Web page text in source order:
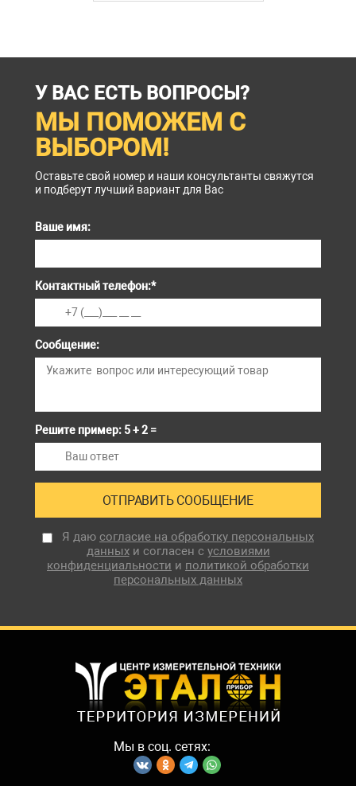
У ВАС ЕСТЬ ВОПРОСЫ?
МЫ ПОМОЖЕМ С
ВЫБОРОМ!
Оставьте свой номер и наши консультанты свяжутся
и подберут лучший вариант для Вас
Ваше имя:
Контактный телефон:*
Сообщение:
Решите пример: 5 + 2 =
Я даю согласие на обработку персональных
данныхи согласен с условиями
конфиденциальности и политикой обработки
персональных данных
Мы в соц. сетях: